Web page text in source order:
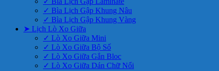
✓ Bìa Lịch Gập Khung Nâu
✓ Bìa Lịch Gập Khung Vàng
➤ Lịch Lò Xo Giữa
✓ Lò Xo Giữa Mini
✓ Lò Xo Giữa Bộ Số
✓ Lò Xo Giữa Gắn Bloc
✓ Lò Xo Giữa Dán Chữ Nổi